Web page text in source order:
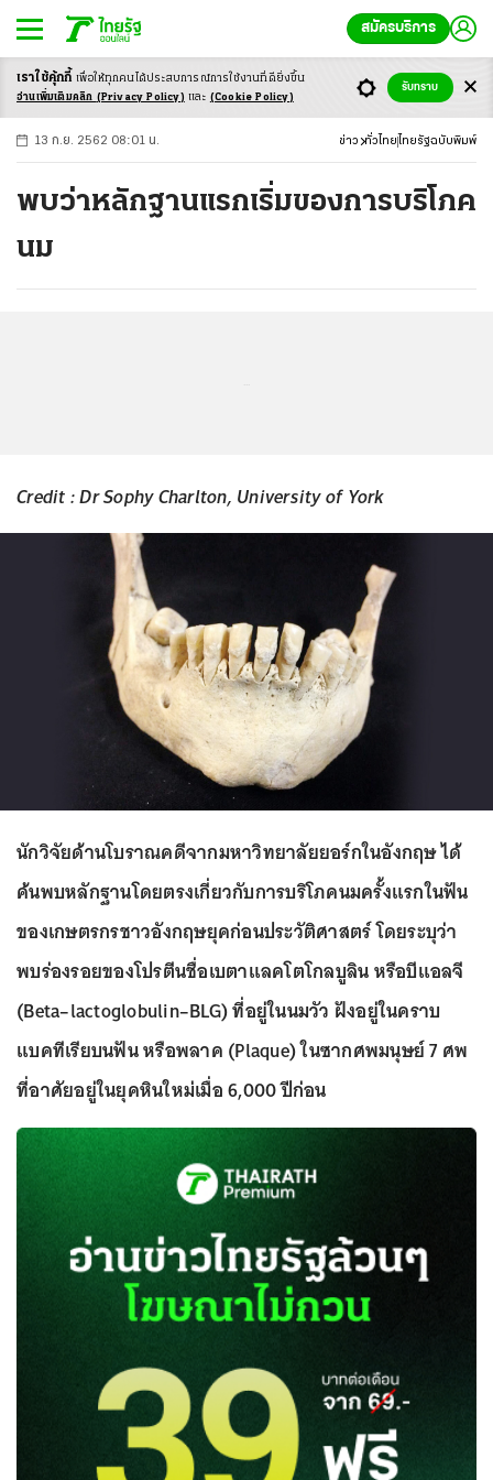
สมัครบริการ
-ก ก ก+
13 ก.ย. 2562 08:01 น. ข่าว ทั่วไทย ไทยรัฐฉบับพิมพ์
พบว่าหลักฐานแรกเริ่มของการบริโภค
นม
Credit : Dr Sophy Charlton, University of York
นักวิจัยด้านโบราณคดีจากมหาวิทยาลัยยอร์กในอังกฤษ ได้
ค้นพบหลักฐานโดยตรงเกี่ยวกับการบริโภคนมครั้งแรกในฟัน
ของเกษตรกรชาวอังกฤษยุคก่อนประวัติศาสตร์ โดยระบุว่า
พบร่องรอยของโปรตีนชื่อเบตาแลคโตโกลบูลิน หรือบีแอลจี
(Beta–lactoglobulin–BLG) ที่อยู่ในนมวัว ฝังอยู่ในคราบ
แบคทีเรียบนฟัน หรือพลาค (Plaque) ในซากศพมนุษย์ 7 ศพ
ที่อาศัยอยู่ในยุคหินใหม่เมื่อ 6,000 ปีก่อน
เราใช้คุ้กกี้ เพื่อให้ทุกคนได้ประสบการณ์การใช้งานที่ดียิ่งขึ้น
อ่านเพิ่มเติมคลิก (Privacy Policy) และ (Cookie Policy)
รับทราบ